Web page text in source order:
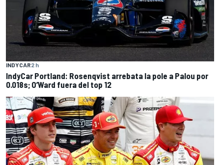
INDYCAR2 h
IndyCar Portland: Rosenqvist arrebata la pole a Palou por
0.018s; O’Ward fuera del top 12